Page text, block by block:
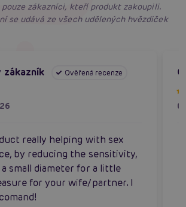
zákazníci, kteří produkt zakoupili.
se udává ze všech udělených hvězdiček
zákazník Ověřená recenze
really helping with sex
by reducing the sensitivity,
a small diameter for a little
for your wife/partner. I